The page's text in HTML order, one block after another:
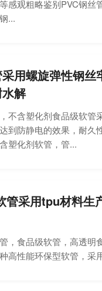
感观粗略鉴别PVC
...
用螺旋弹性钢
解
含塑化剂食品级软管
到防静电的效果，耐久
塑化剂软管，管...
管采用tpu材料生
食品级软管，高透明
高性能环保型软管，采